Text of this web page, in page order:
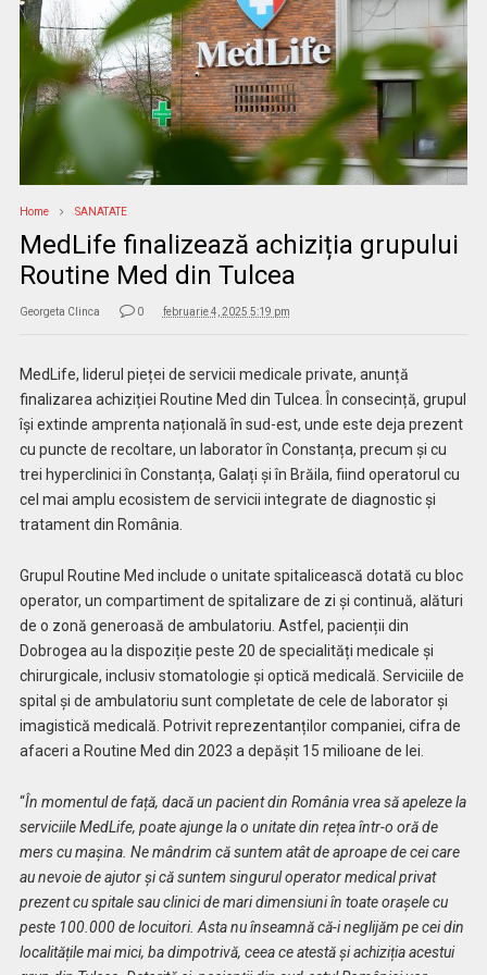
Home SANATATE
MedLife finalizează achiziția grupului
Routine Med din Tulcea
Georgeta Clinca 0 februarie 4, 2025 5:19 pm
MedLife, liderul pieței de servicii medicale private, anunță
finalizarea achiziției Routine Med din Tulcea. În consecință, grupul
își extinde amprenta națională în sud-est, unde este deja prezent
cu puncte de recoltare, un laborator în Constanța, precum și cu
trei hyperclinici în Constanța, Galați și în Brăila, fiind operatorul cu
cel mai amplu ecosistem de servicii integrate de diagnostic și
tratament din România.
Grupul Routine Med include o unitate spitalicească dotată cu bloc
operator, un compartiment de spitalizare de zi și continuă, alături
de o zonă generoasă de ambulatoriu. Astfel, pacienții din
Dobrogea au la dispoziție peste 20 de specialități medicale și
chirurgicale, inclusiv stomatologie și optică medicală. Serviciile de
spital și de ambulatoriu sunt completate de cele de laborator și
imagistică medicală. Potrivit reprezentanților companiei, cifra de
afaceri a Routine Med din 2023 a depășit 15 milioane de lei.
“În momentul de față, dacă un pacient din România vrea să apeleze la
serviciile MedLife, poate ajunge la o unitate din rețea într-o oră de
mers cu mașina. Ne mândrim că suntem atât de aproape de cei care
au nevoie de ajutor și că suntem singurul operator medical privat
prezent cu spitale sau clinici de mari dimensiuni în toate orașele cu
peste 100.000 de locuitori. Asta nu înseamnă că-i neglijăm pe cei din
localitățile mai mici, ba dimpotrivă, ceea ce atestă și achiziția acestui